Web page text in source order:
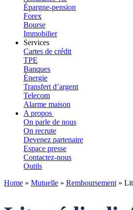
Épargne-pension
Forex
Bourse
Immobilier
Services
Cartes de crédit
TPE
Banques
Énergie
Transfert d’argent
Telecom
Alarme maison
A propos
On parle de nous
On recrute
Devenez partenaire
Espace presse
Contactez-nous
Outils
Home » Mutuelle » Remboursement »